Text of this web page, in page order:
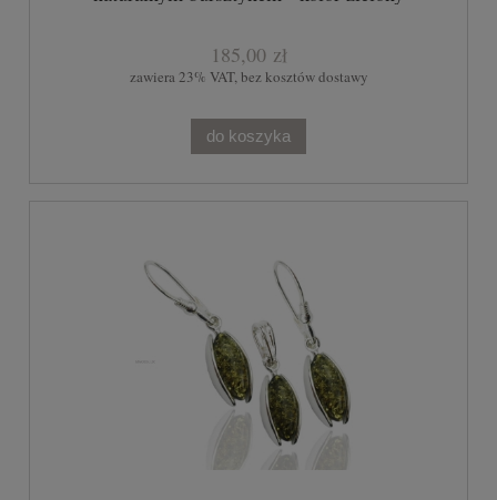
185,00 zł
zawiera 23% VAT, bez kosztów dostawy
do koszyka